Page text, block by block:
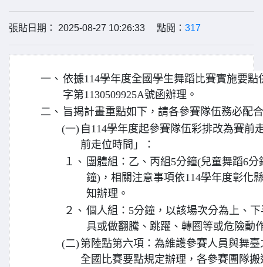
張貼日期： 2025-08-27 10:26:33 點閱： 317
一、 依據114學年度全國學生舞蹈比賽實施要點
字第1130509925A號函辦理。
二、 旨揭計畫重點如下，請各參賽隊伍務必配
(一) 自114學年度起參賽隊伍彩排改為賽前
前走位時間」：
１、 團體組：乙、丙組5分鐘(兒童舞蹈6
鐘)，相關注意事項依114學年度彰化
知辦理。
２、 個人組：5分鐘，以該場次分為上、
具或做翻騰、跳躍、轉圈等或危險動
(二)第陸點第六項：為維護參賽人員與舞
全國比賽要點規定辦理，各參賽團隊